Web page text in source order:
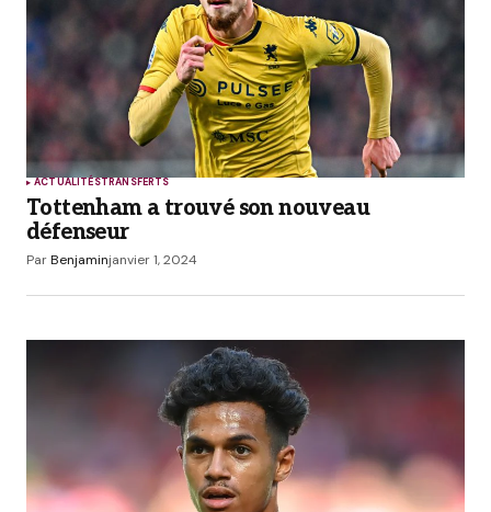
Comment
Your Name*
Your E-mail
dans le navigateur pour mon prochain
Prévenez-moi de tous les nouveaux commentaires
Prévenez-moi de tous les nouveaux articles par e-
ACTUALITÉSTRANSFERTS
Tottenham a trouvé son nouveau
défenseur
ParBenjaminjanvier 1, 2024